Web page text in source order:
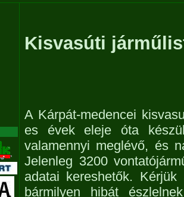
Kisvasúti
A Kárpát-medencei
es évek eleje óta
valamennyi meglévő, és
Jelenleg 3200
adatai kereshetők.
bármilyen hibát